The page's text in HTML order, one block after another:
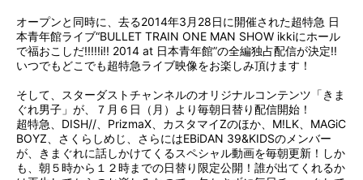
オープンと同時に、去る2014年3月28日に開催された超特急 日
本青年館ライブ“BULLET TRAIN ONE MAN SHOW ikkiにホール
で福おこしだ!!!!!i!! 2014 at 日本青年館”の全編独占配信が決定!!
いつでもどこでも超特急ライブ映像をお楽しみ頂けます！
そして、スターダストチャンネルのオリジナルコンテンツ「きま
ぐれ男子」が、７月６日（月）より毎朝日替り配信開始！
超特急、DISH//、PrizmaX、カスタマイZのほか、M!LK、MAGiC
BOYZ、さくらしめじ、さらにはEBiDAN 39&KIDSのメンバー
が、きまぐれに話しかけてくるスペシャル動画を毎朝更新！しか
も、朝５時から１２時までの日替り限定公開！誰が出てくれるか